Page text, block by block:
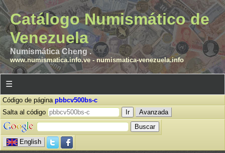
Catálogo Numismático de
Venezuela
Numismática Cheng .
www.numismatica.info.ve- numismatica-venezuela.info
☰
Código de página pbbcv500bs-c
Salta al código
Avanzada
English